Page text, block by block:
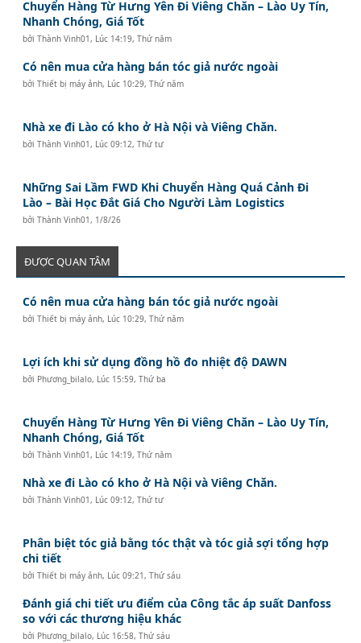
Chuyển Hàng Từ Hưng Yên Đi Viêng Chăn – Lào Uy Tín,
Nhanh Chóng, Giá Tốt
bởiThành Vinh01, Lúc 14:19, Thứ năm
Có nên mua cửa hàng bán tóc giả nước ngoài
bởiThiết bị máy ảnh, Lúc 10:29, Thứ năm
Nhà xe đi Lào có kho ở Hà Nội và Viêng Chăn.
bởiThành Vinh01, Lúc 09:12, Thứ tư
Những Sai Lầm FWD Khi Chuyển Hàng Quá Cảnh Đi
Lào – Bài Học Đắt Giá Cho Người Làm Logistics
bởiThành Vinh01, 1/8/26
ĐƯỢC QUAN TÂM
Có nên mua cửa hàng bán tóc giả nước ngoài
bởiThiết bị máy ảnh, Lúc 10:29, Thứ năm
Lợi ích khi sử dụng đồng hồ đo nhiệt độ DAWN
bởi Phương_bilalo, Lúc 15:59, Thứ ba
Chuyển Hàng Từ Hưng Yên Đi Viêng Chăn – Lào Uy Tín,
Nhanh Chóng, Giá Tốt
bởiThành Vinh01, Lúc 14:19, Thứ năm
Nhà xe đi Lào có kho ở Hà Nội và Viêng Chăn.
bởiThành Vinh01, Lúc 09:12, Thứ tư
Phân biệt tóc giả bằng tóc thật và tóc giả sợi tổng hợp
chi tiết
bởiThiết bị máy ảnh, Lúc 09:21, Thứ sáu
Đánh giá chi tiết ưu điểm của Công tắc áp suất Danfoss
so với các thương hiệu khác
bởi Phương_bilalo, Lúc 16:58, Thứ sáu